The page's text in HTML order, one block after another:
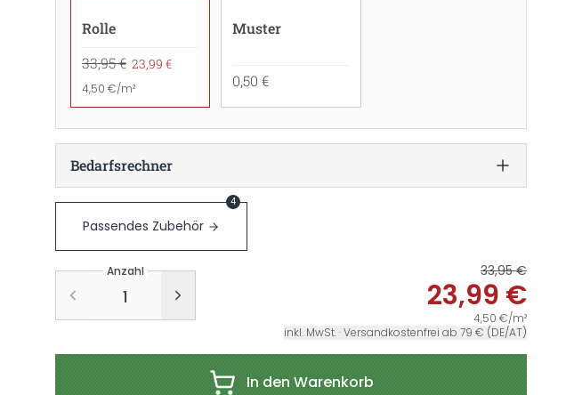
Rolle
33,95 € 23,99 €
4,50 €/m²
Muster
0,50 €
Bedarfsrechner
Passendes Zubehör
4
Anzahl 33,95 €
23,99 €
4,50 €/m²
inkl. MwSt. · Versandkostenfrei ab 79 € (DE/AT)
In den Warenkorb